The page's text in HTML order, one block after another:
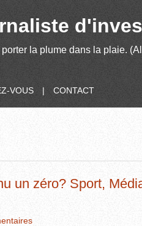
la plume dans la plaie.
VOUS | CONTACT
un zéro? Sport,